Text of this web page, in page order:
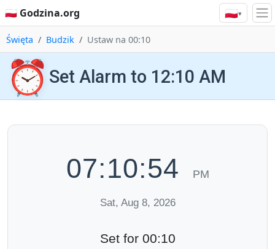
🇵🇱 Godzina.org 🇵🇱▾
Święta Budzik Ustaw na 00:10
⏰ Set Alarm to 12:10 AM
07:10:55 PM
Sat, Aug 8, 2026
Set for 00:10